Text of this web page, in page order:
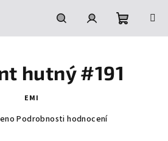
HledatPřihlášeníNákupní
košík
hutný #191
EMI
Podrobnosti hodnocení